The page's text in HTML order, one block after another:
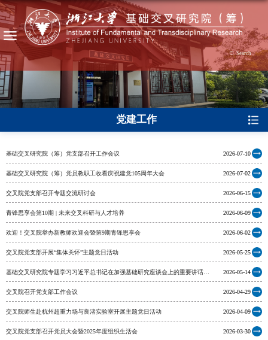
Search
党建工作
基础交叉研究院（筹）党支部召开工作会议 2026-07-10
基础交叉研究院（筹）党员教职工收看庆祝建党105周年大会 2026-07-02
交叉院党支部召开专题交流研讨会 2026-06-15
青锋思享会第10期 | 未来交叉科研与人才培养 2026-06-09
欢迎！交叉院举办新教师欢迎会暨第9期青锋思享会 2026-06-02
交叉院党支部开展“集体关怀”主题党日活动 2026-05-25
基础交叉研究院专题学习习近平总书记在加强基础研究座谈会上的重要讲话精
神
2026-05-14
交叉院召开党支部工作会议 2026-04-29
交叉院师生赴杭州超重力场与良渚实验室开展主题党日活动 2026-04-09
交叉院党支部召开党员大会暨2025年度组织生活会 2026-03-30